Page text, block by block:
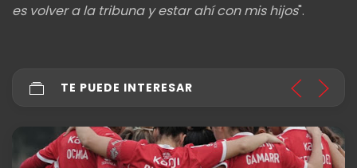
es volver a la tribuna y estar ahí con mis hijos".
TE PUEDE INTERESAR